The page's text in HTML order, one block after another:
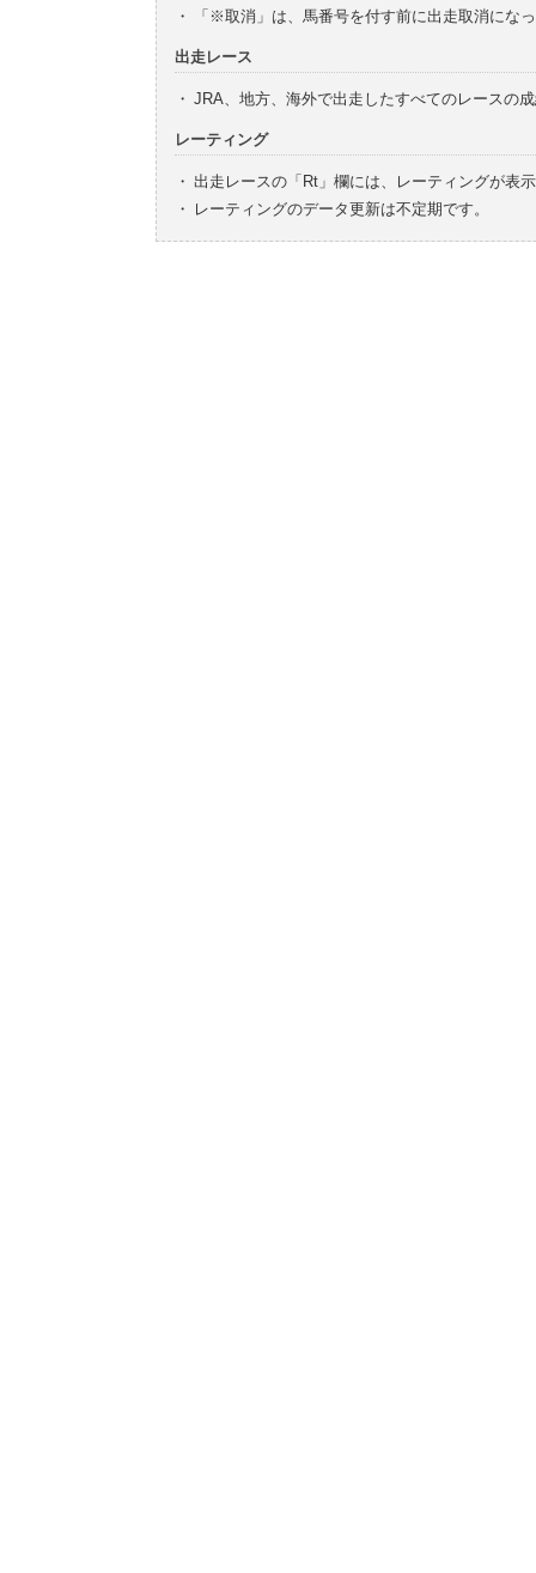
・ 「※取消」は、馬番号を付す前に出走取消にな
出走レース
・ JRA、地方、海外で出走したすべてのレースの
レーティング
・ 出走レースの「Rt」欄には、レーティングが表
・
レーティングのデータ更新は不定期です。